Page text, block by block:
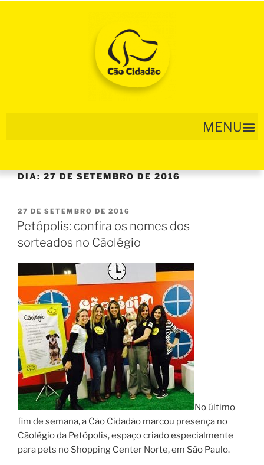
DIA:27 DE SETEMBRO DE 2016
27 DE SETEMBRO DE 2016
Petópolis: confira os nomes dos
sorteados no Cãolégio
No último
fim de semana, a Cão Cidadão marcou presença no
Cãolégio da Petópolis, espaço criado especialmente
para pets no Shopping Center Norte, em São Paulo.